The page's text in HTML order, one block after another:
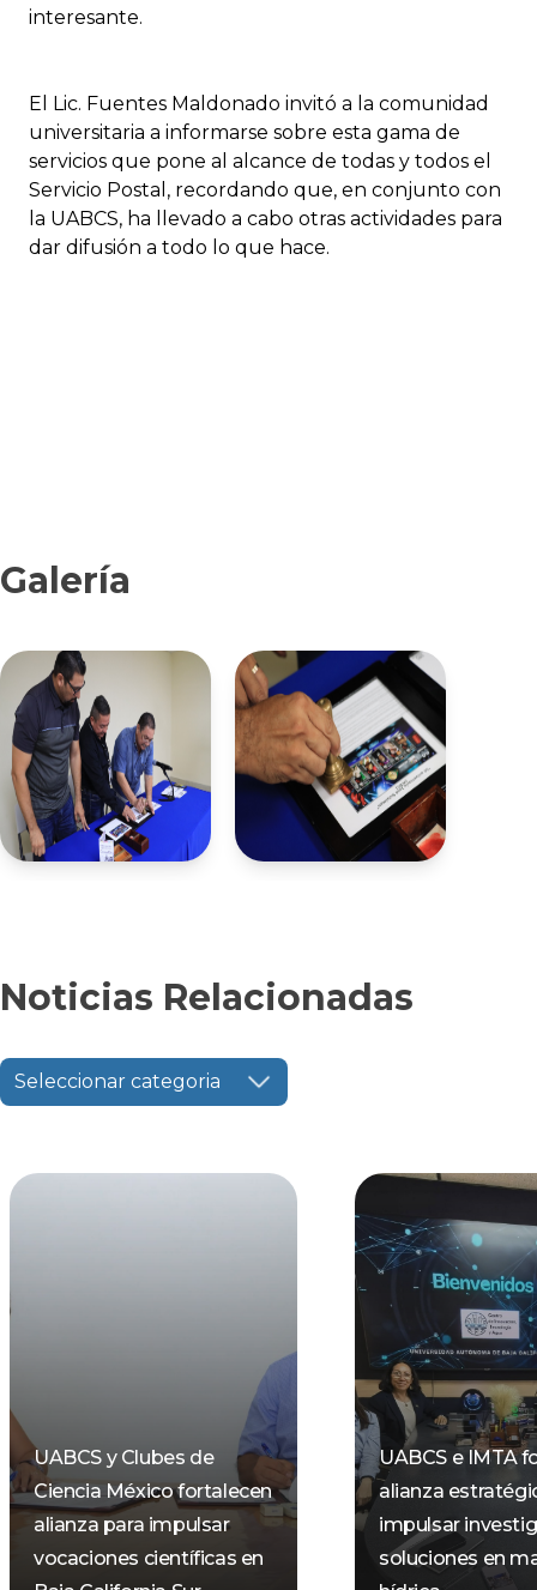
interesante.
El Lic. Fuentes Maldonado invitó a la comunidad
universitaria a informarse sobre esta gama de
servicios que pone al alcance de todas y todos el
Servicio Postal, recordando que, en conjunto con
la UABCS, ha llevado a cabo otras actividades para
dar difusión a todo lo que hace.
Galería
Noticias Relacionadas
Seleccionar categoria
UABCS y Clubes de
Ciencia México fortalecen
alianza para impulsar
vocaciones científicas en
UABCS e IMTA
alianza
impulsar
soluciones en